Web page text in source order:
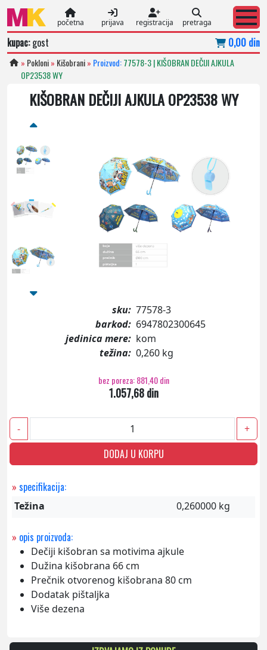
početna prijava registracija pretraga
kupac:gost 0,00 din
» Pokloni» Kišobrani» Proizvod:77578-3 | KIŠOBRAN DEČIJI AJKULA
OP23538 WY
KIŠOBRAN DEČIJI AJKULA OP23538 WY
sku: 77578-3
barkod: 6947802300645
jedinica mere: kom
težina: 0,260 kg
bez poreza: 881,40 din
1.057,68 din
- +
DODAJ U KORPU
» specifikacija:
Težina 0,260000 kg
» opis proizvoda:
Dečiji kišobran sa motivima ajkule
Dužina kišobrana 66 cm
Prečnik otvorenog kišobrana 80 cm
Dodatak pištaljka
Više dezena